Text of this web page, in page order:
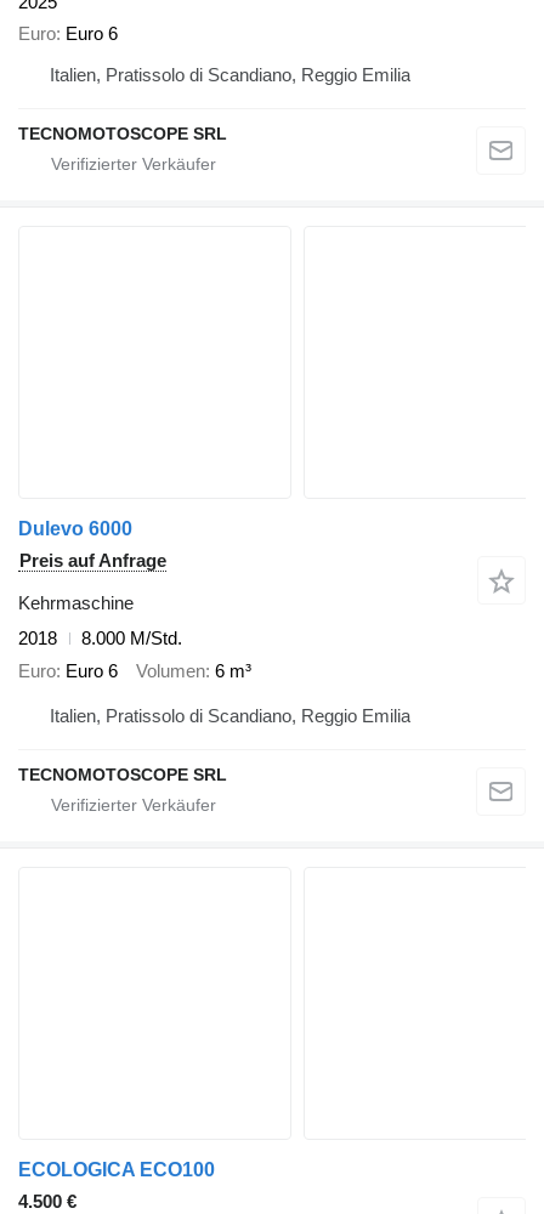
Euro Euro 6
Italien, Pratissolo di Scandiano, Reggio Emilia
TECNOMOTOSCOPE SRL
Dulevo 6000
Preis auf Anfrage
Kehrmaschine
2018
8.000 M/Std.
Euro Euro 6 Volumen 6 m³
Italien, Pratissolo di Scandiano, Reggio Emilia
TECNOMOTOSCOPE SRL
ECOLOGICA ECO100
4.500 €